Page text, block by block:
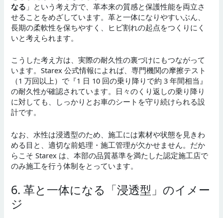
なる 」という考え方で、革本来の質感と保護性能を両立さ
せることをめざしています。革と一体になりやすいぶん、
長期の柔軟性を保ちやすく、ヒビ割れの起点をつくりにく
いと考えられます。
こうした考え方は、実際の耐久性の裏づけにもつながって
います。Starex 公式情報によれば、専門機関の摩擦テスト
（1 万回以上）で『1 日 10 回の乗り降りで約 3 年間相当』
の耐久性が確認されています。日々のくり返しの乗り降り
に対しても、しっかりとお車のシートを守り続けられる設
計です。
なお、水性は浸透型のため、施工には素材や状態を見きわ
める目と、適切な前処理・施工管理が欠かせません。だか
らこそ Starex は、本部の品質基準を満たした認定施工店で
のみ施工を行う体制をとっています。
6. 革と一体になる「浸透型」のイメー
ジ